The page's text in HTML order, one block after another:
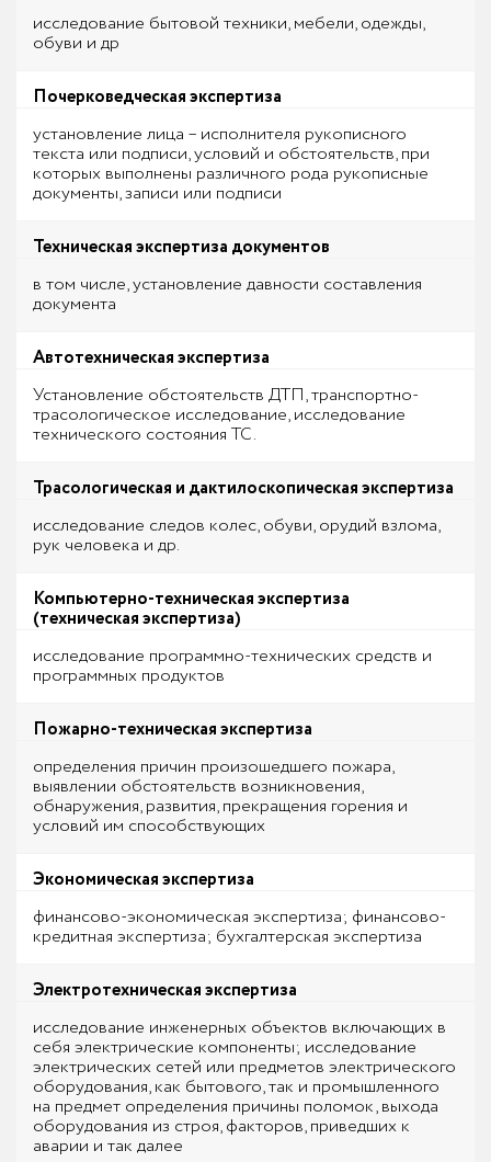
исследование бытовой техники, мебели, одежды,
обуви и др
Почерковедческая экспертиза
установление лица – исполнителя рукописного
текста или подписи, условий и обстоятельств, при
которых выполнены различного рода рукописные
документы, записи или подписи
Техническая экспертиза документов
в том числе, установление давности составления
документа
Автотехническая экспертиза
Установление обстоятельств ДТП, транспортно-
трасологическое исследование, исследование
технического состояния ТС.
Трасологическая и дактилоскопическая экспертиза
исследование следов колес, обуви, орудий взлома,
рук человека и др.
Компьютерно-техническая экспертиза
(техническая экспертиза)
исследование программно-технических средств и
программных продуктов
Пожарно-техническая экспертиза
определения причин произошедшего пожара,
выявлении обстоятельств возникновения,
обнаружения, развития, прекращения горения и
условий им способствующих
Экономическая экспертиза
финансово-экономическая экспертиза; финансово-
кредитная экспертиза; бухгалтерская экспертиза
Электротехническая экспертиза
исследование инженерных объектов включающих в
себя электрические компоненты; исследование
электрических сетей или предметов электрического
оборудования, как бытового, так и промышленного
на предмет определения причины поломок, выхода
оборудования из строя, факторов, приведших к
аварии и так далее